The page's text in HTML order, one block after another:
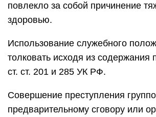
повлекло за собой причинение
здоровью.
Использование служебного
толковать исходя из содержания
ст. ст. 201 и 285 УК РФ.
Совершение преступления
предварительному сговору или